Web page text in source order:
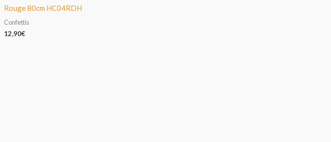
Rouge 80cm HC04RDH
Confettis
12,90€